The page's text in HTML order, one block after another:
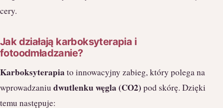
cery.
Jak działają karboksyterapia i
fotoodmładzanie?
Karboksyterapia to innowacyjny zabieg, który polega na
wprowadzaniu dwutlenku węgla (CO2) pod skórę. Dzięki
temu następuje: